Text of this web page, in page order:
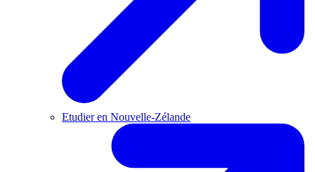
Etudier en Nouvelle-Zélande